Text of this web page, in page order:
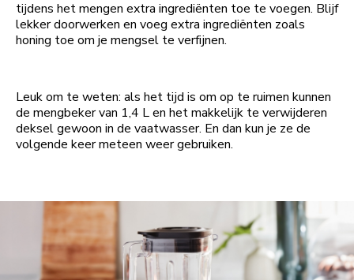
tijdens het mengen extra ingrediënten toe te voegen. Blijf
lekker doorwerken en voeg extra ingrediënten zoals
honing toe om je mengsel te verfijnen.
Leuk om te weten: als het tijd is om op te ruimen kunnen
de mengbeker van 1,4 L en het makkelijk te verwijderen
deksel gewoon in de vaatwasser. En dan kun je ze de
volgende keer meteen weer gebruiken.